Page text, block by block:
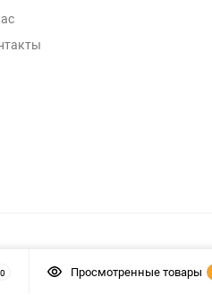
0 Просмотренные товары